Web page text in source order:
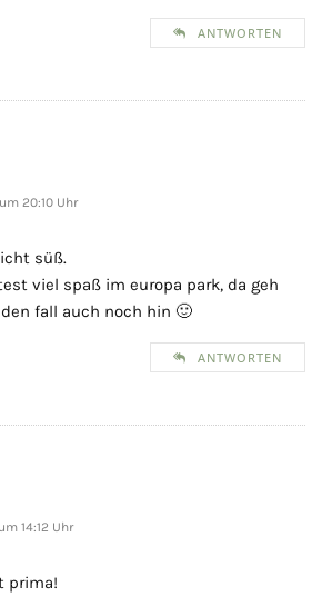
ANTWORTEN
20:10 Uhr
süß.
viel spaß im europa park, da geh
fall auch noch hin 🙂
ANTWORTEN
14:12 Uhr
prima!